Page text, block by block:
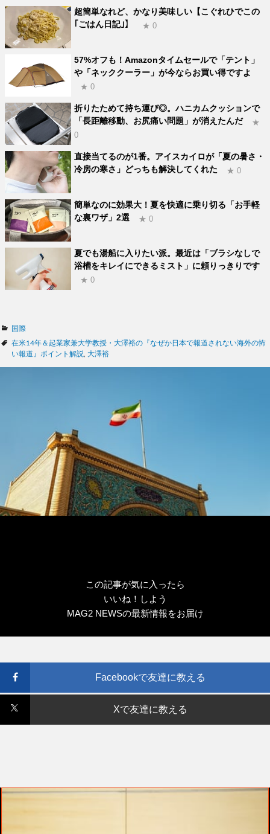
超簡単なれど、かなり美味しい【こぐれひでこの
｢ごはん日記｣】
★ 0
57%オフも！Amazonタイムセールで「テント」
や「ネッククーラー」が今ならお買い得ですよ
★ 0
折りたためて持ち運び◎。ハニカムクッションで
「長距離移動、お尻痛い問題」が消えたんだ
★
0
直接当てるのが1番。アイスカイロが「夏の暑さ・
冷房の寒さ」どっちも解決してくれた
★ 0
簡単なのに効果大！夏を快適に乗り切る「お手軽
な裏ワザ」2選
★ 0
夏でも湯船に入りたい派。最近は「ブラシなしで
浴槽をキレイにできるミスト」に頼りっきりです
★ 0
カ
テ
ゴ
国際
タ
グ
在米14年＆起業家兼大学教授・大澤裕の『なぜか日本で報道されない海外の怖
い報道』ポイント解説 大澤裕
この記事が気に入ったら
いいね！しよう
MAG2 NEWSの最新情報をお届け
Facebookで友達に教える
Xで友達に教える